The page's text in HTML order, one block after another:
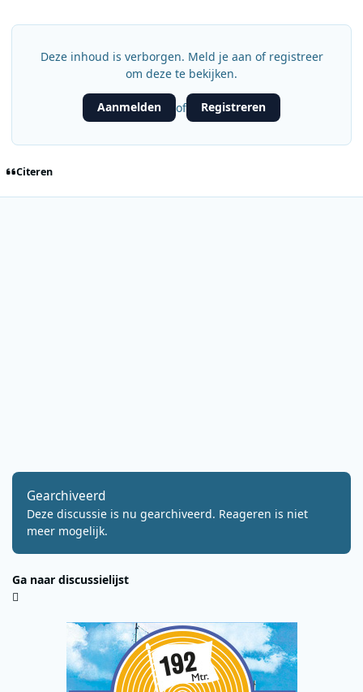
Deze inhoud is verborgen. Meld je aan of registreer
om deze te bekijken.
Aanmelden of Registreren
Citeren
Gearchiveerd
Deze discussie is nu gearchiveerd. Reageren is niet
meer mogelijk.
Ga naar discussielijst